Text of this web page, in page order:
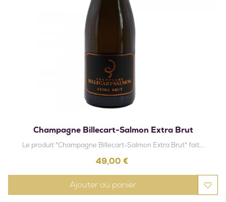
Champagne Billecart-Salmon Extra Brut
Le produit "Champagne Billecart-Salmon Extra Brut" fait...
Prix
49,00 €
Ajouter au panier